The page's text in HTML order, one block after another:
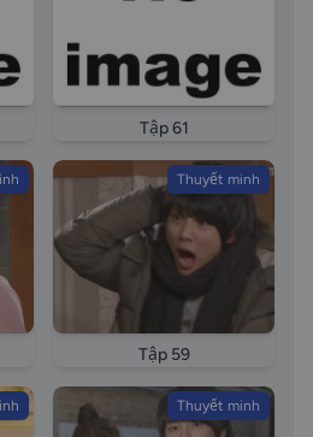
Tập 61
Thuyết minh
Tập 59
Thuyết minh